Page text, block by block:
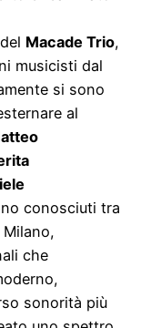
Macade Trio,
musicisti dal
si sono
al
conosciuti tra
che
sonorità più